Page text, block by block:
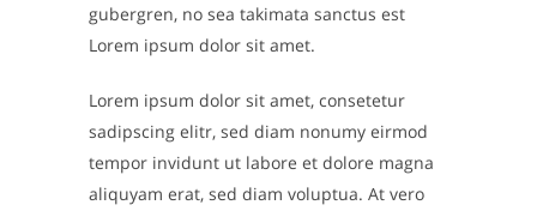
gubergren, no sea takimata sanctus est
Lorem ipsum dolor sit amet.
Lorem ipsum dolor sit amet, consetetur
sadipscing elitr, sed diam nonumy eirmod
tempor invidunt ut labore et dolore magna
aliquyam erat, sed diam voluptua. At vero